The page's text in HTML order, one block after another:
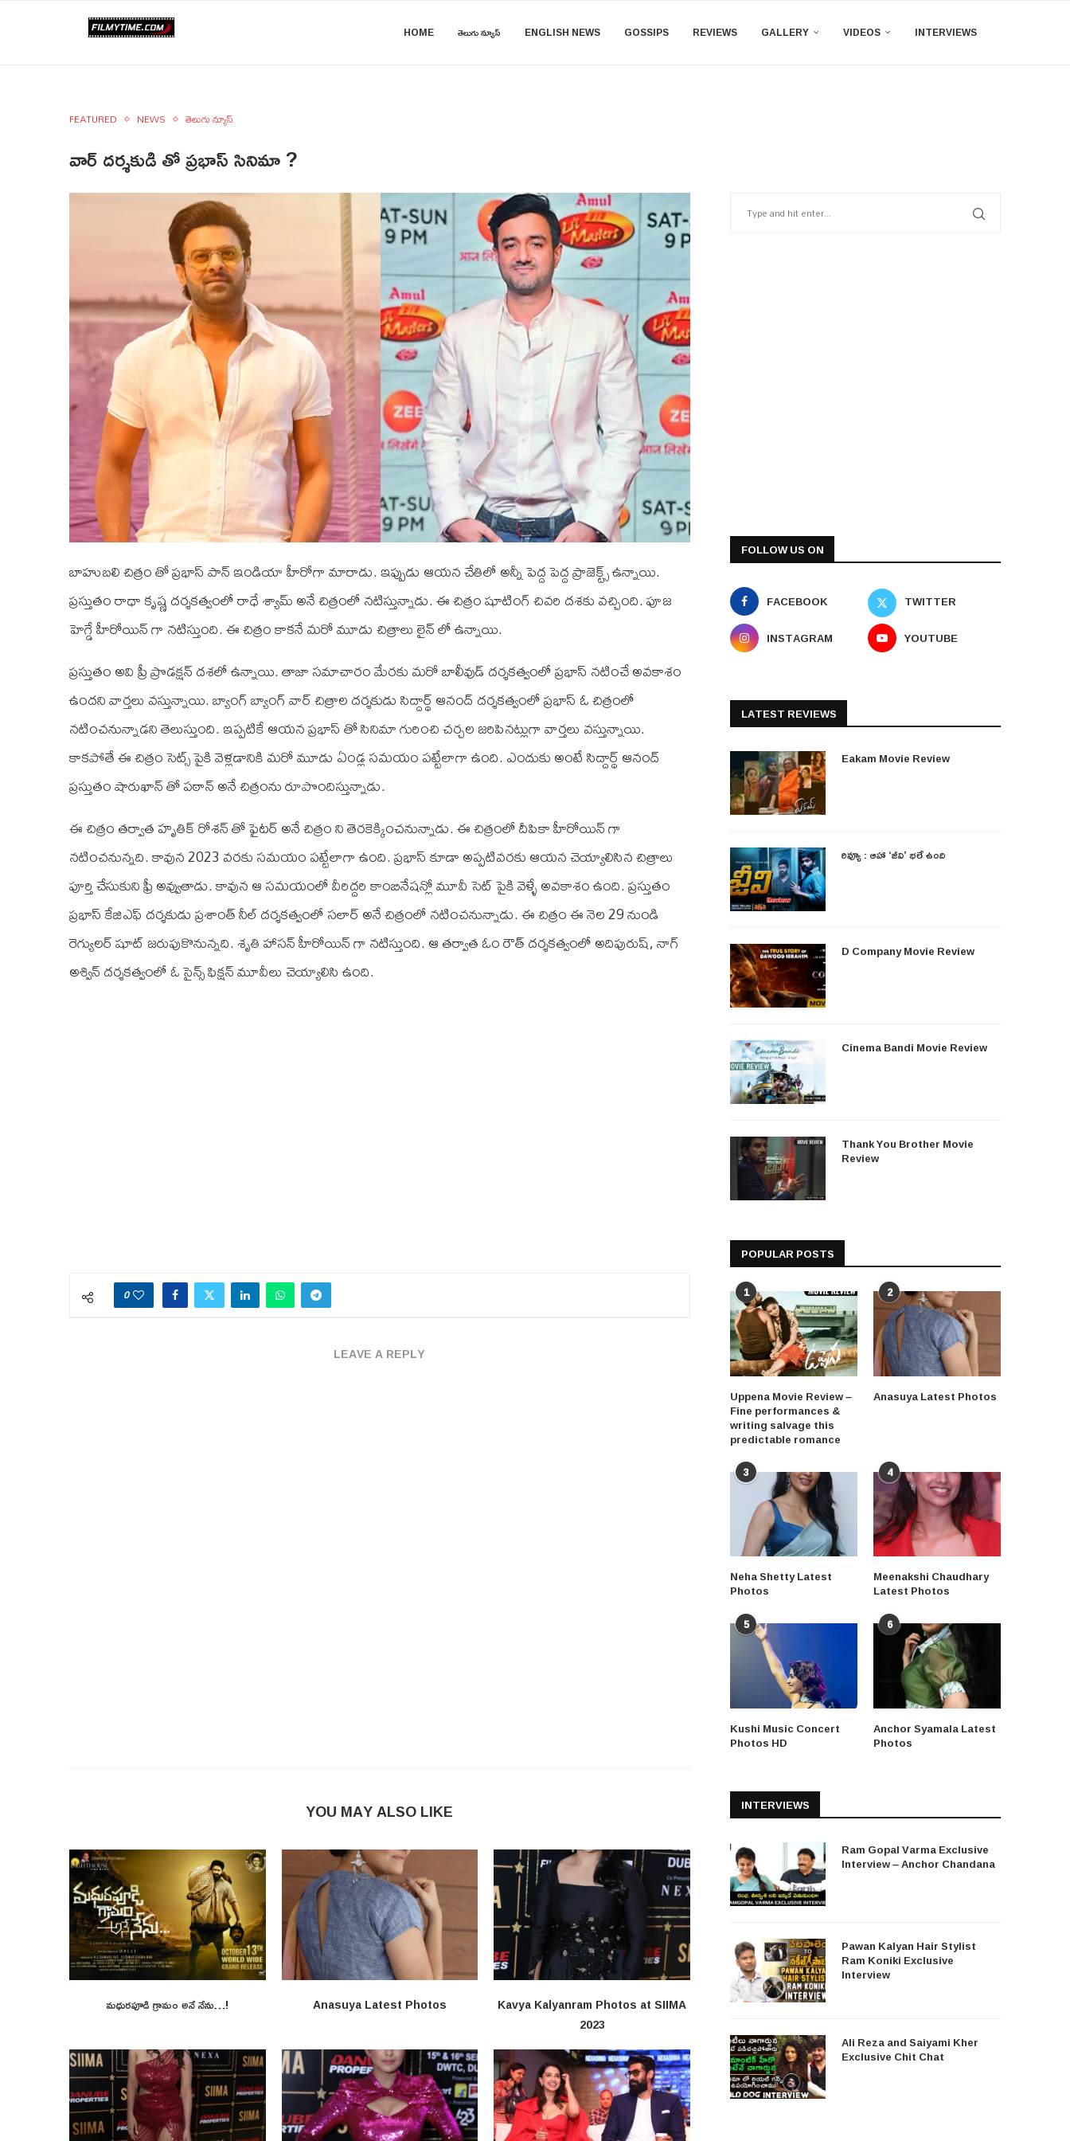
HOME తెలుగు న్యూస్ ENGLISH NEWS GOSSIPS REVIEWS GALLERY VIDEOS INTERVIEWS
FEATURED NEWS తెలుగు న్యూస్
వార్ దర్శకుడి తో ప్రభాస్ సినిమా ?
బాహుబలి చిత్రం తో ప్రభాస్ పాన్ ఇండియా హీరోగా మారాడు. ఇప్పుడు ఆయన చేతిలో అన్నీ పెద్ద పెద్ద ప్రాజెక్ట్స్ ఉన్నాయి.
ప్రస్తుతం రాధా కృష్ణ దర్శకత్వంలో రాధే శ్యామ్ అనే చిత్రంలో నటిస్తున్నాడు. ఈ చిత్రం షూటింగ్ చివరి దశకు వచ్చింది. పూజ
హెగ్డే హీరోయిన్ గా నటిస్తుంది. ఈ చిత్రం కాకనే మరో మూడు చిత్రాలు లైన్ లో ఉన్నాయి.
ప్రస్తుతం అవి ప్రీ ప్రొడక్షన్ దశలో ఉన్నాయి. తాజా సమాచారం మేరకు మరో బాలీవుడ్ దర్శకత్వంలో ప్రభాస్ నటించే అవకాశం
ఉందని వార్తలు వస్తున్నాయి. బ్యాంగ్ బ్యాంగ్ వార్ చిత్రాల దర్శకుడు సిద్దార్థ్ ఆనంద్ దర్శకత్వంలో ప్రభాస్ ఓ చిత్రంలో
నటించనున్నాడని తెలుస్తుంది. ఇప్పటికే ఆయన ప్రభాస్ తో సినిమా గురించి చర్చల జరిపినట్లుగా వార్తలు వస్తున్నాయి.
కాకపోతే ఈ చిత్రం సెట్స్ పైకి వెళ్లడానికి మరో మూడు ఏండ్ల సమయం పట్టేలాగా ఉంది. ఎందుకు అంటే సిద్దార్థ్ ఆనంద్
ప్రస్తుతం షారుఖాన్ తో పఠాన్ అనే చిత్రంను రూపొందిస్తున్నాడు.
ఈ చిత్రం తర్వాత హృతిక్ రోశన్ తో ఫైటర్ అనే చిత్రం ని తెరకెక్కించనున్నాడు. ఈ చిత్రంలో దీపికా హీరోయిన్ గా
నటించనున్నది. కావున 2023 వరకు సమయం పట్టేలాగా ఉంది. ప్రభాస్ కూడా అప్పటివరకు ఆయన చెయ్యాలిసిన చిత్రాలు
పూర్తి చేసుకుని ఫ్రీ అవ్వుతాడు. కావున ఆ సమయంలో వీరిద్దరి కాంబినేషన్లో మూవీ సెట్ పైకి వెళ్ళే అవకాశం ఉంది. ప్రస్తుతం
ప్రభాస్ కే‌జి‌ఎఫ్ దర్శకుడు ప్రశాంత్ నీల్ దర్శకత్వంలో సలార్ అనే చిత్రంలో నటించనున్నాడు. ఈ చిత్రం ఈ నెల 29 నుండి
రెగ్యులర్ షూట్ జరుపుకొనున్నది. శృతి హాసన్ హీరోయిన్ గా నటిస్తుంది. ఆ తర్వాత ఓం రౌత్ దర్శకత్వంలో అదిపురుష్, నాగ్
అశ్విన్ దర్శకత్వంలో ఓ సైన్స్ ఫిక్షన్ మూవీలు చెయ్యాలిసి ఉంది.
0
LEAVE A REPLY
YOU MAY ALSO LIKE
మధురపూడి గ్రామం అనే నేను…! Anasuya Latest Photos
Kavya Kalyanram Photos at SIIMA
2023
FOLLOW US ON
FACEBOOK
TWITTER
INSTAGRAM
YOUTUBE
LATEST REVIEWS
Eakam Movie Review
రివ్యూ : ఆహా ‘జీవి’ భలే ఉంది
D Company Movie Review
Cinema Bandi Movie Review
Thank You Brother Movie
Review
POPULAR POSTS
1
Uppena Movie Review –
Fine performances &
writing salvage this
predictable romance
2
Anasuya Latest Photos
3
Neha Shetty Latest
Photos
4
Meenakshi Chaudhary
Latest Photos
5
Kushi Music Concert
Photos HD
6
Anchor Syamala Latest
Photos
INTERVIEWS
Ram Gopal Varma Exclusive
Interview – Anchor Chandana
Pawan Kalyan Hair Stylist
Ram Koniki Exclusive
Interview
Ali Reza and Saiyami Kher
Exclusive Chit Chat